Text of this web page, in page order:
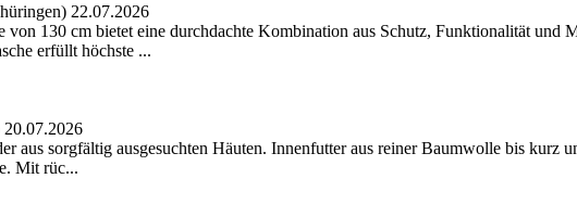
22.07.2026
130 cm bietet eine durchdachte Kombination aus Schutz, Funktionalität und
erfüllt höchste ...
20.07.2026
aus sorgfältig ausgesuchten Häuten. Innenfutter aus reiner Baumwolle bis kurz
Mit rüc...